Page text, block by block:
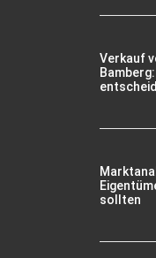
Verkauf
sollten